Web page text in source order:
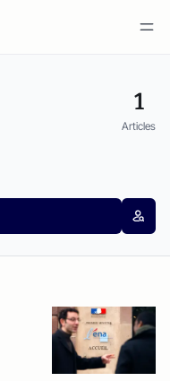
1
Articles